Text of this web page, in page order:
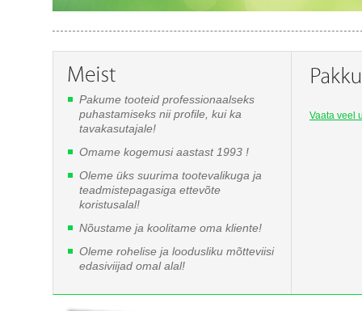
Vaata veel
Pakume tooteid professionaalseks
puhastamiseks nii profile, kui ka
tavakasutajale!
Omame kogemusi aastast 1993 !
Oleme üks suurima tootevalikuga ja
teadmistepagasiga ettevõte
koristusalal!
Nõustame ja koolitame oma kliente!
Oleme rohelise ja loodusliku mõtteviisi
edasiviijad omal alal!